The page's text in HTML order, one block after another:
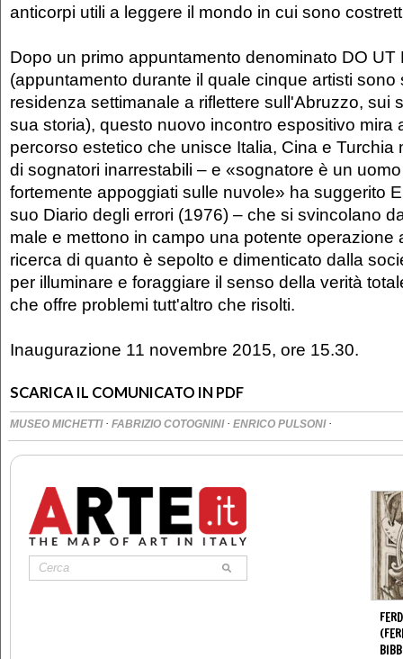
anticorpi utili a leggere il mondo in cui sono
Dopo un primo appuntamento denominato DO UT
(appuntamento durante il quale cinque artisti sono
residenza settimanale a riflettere sull'Abruzzo, sui
sua storia), questo nuovo incontro espositivo mira
percorso estetico che unisce Italia, Cina e Turchia
di sognatori inarrestabili – e «sognatore è un
fortemente appoggiati sulle nuvole» ha suggerito
suo Diario degli errori (1976) – che si svincolano
male e mettono in campo una potente operazione
ricerca di quanto è sepolto e dimenticato dalla
per illuminare e foraggiare il senso della verità
che offre problemi tutt'altro che risolti.
Inaugurazione 11 novembre 2015, ore 15.30.
SCARICA IL COMUNICATO IN PDF
MUSEO MICHETTI · FABRIZIO COTOGNINI · ENRICO PULSONI ·